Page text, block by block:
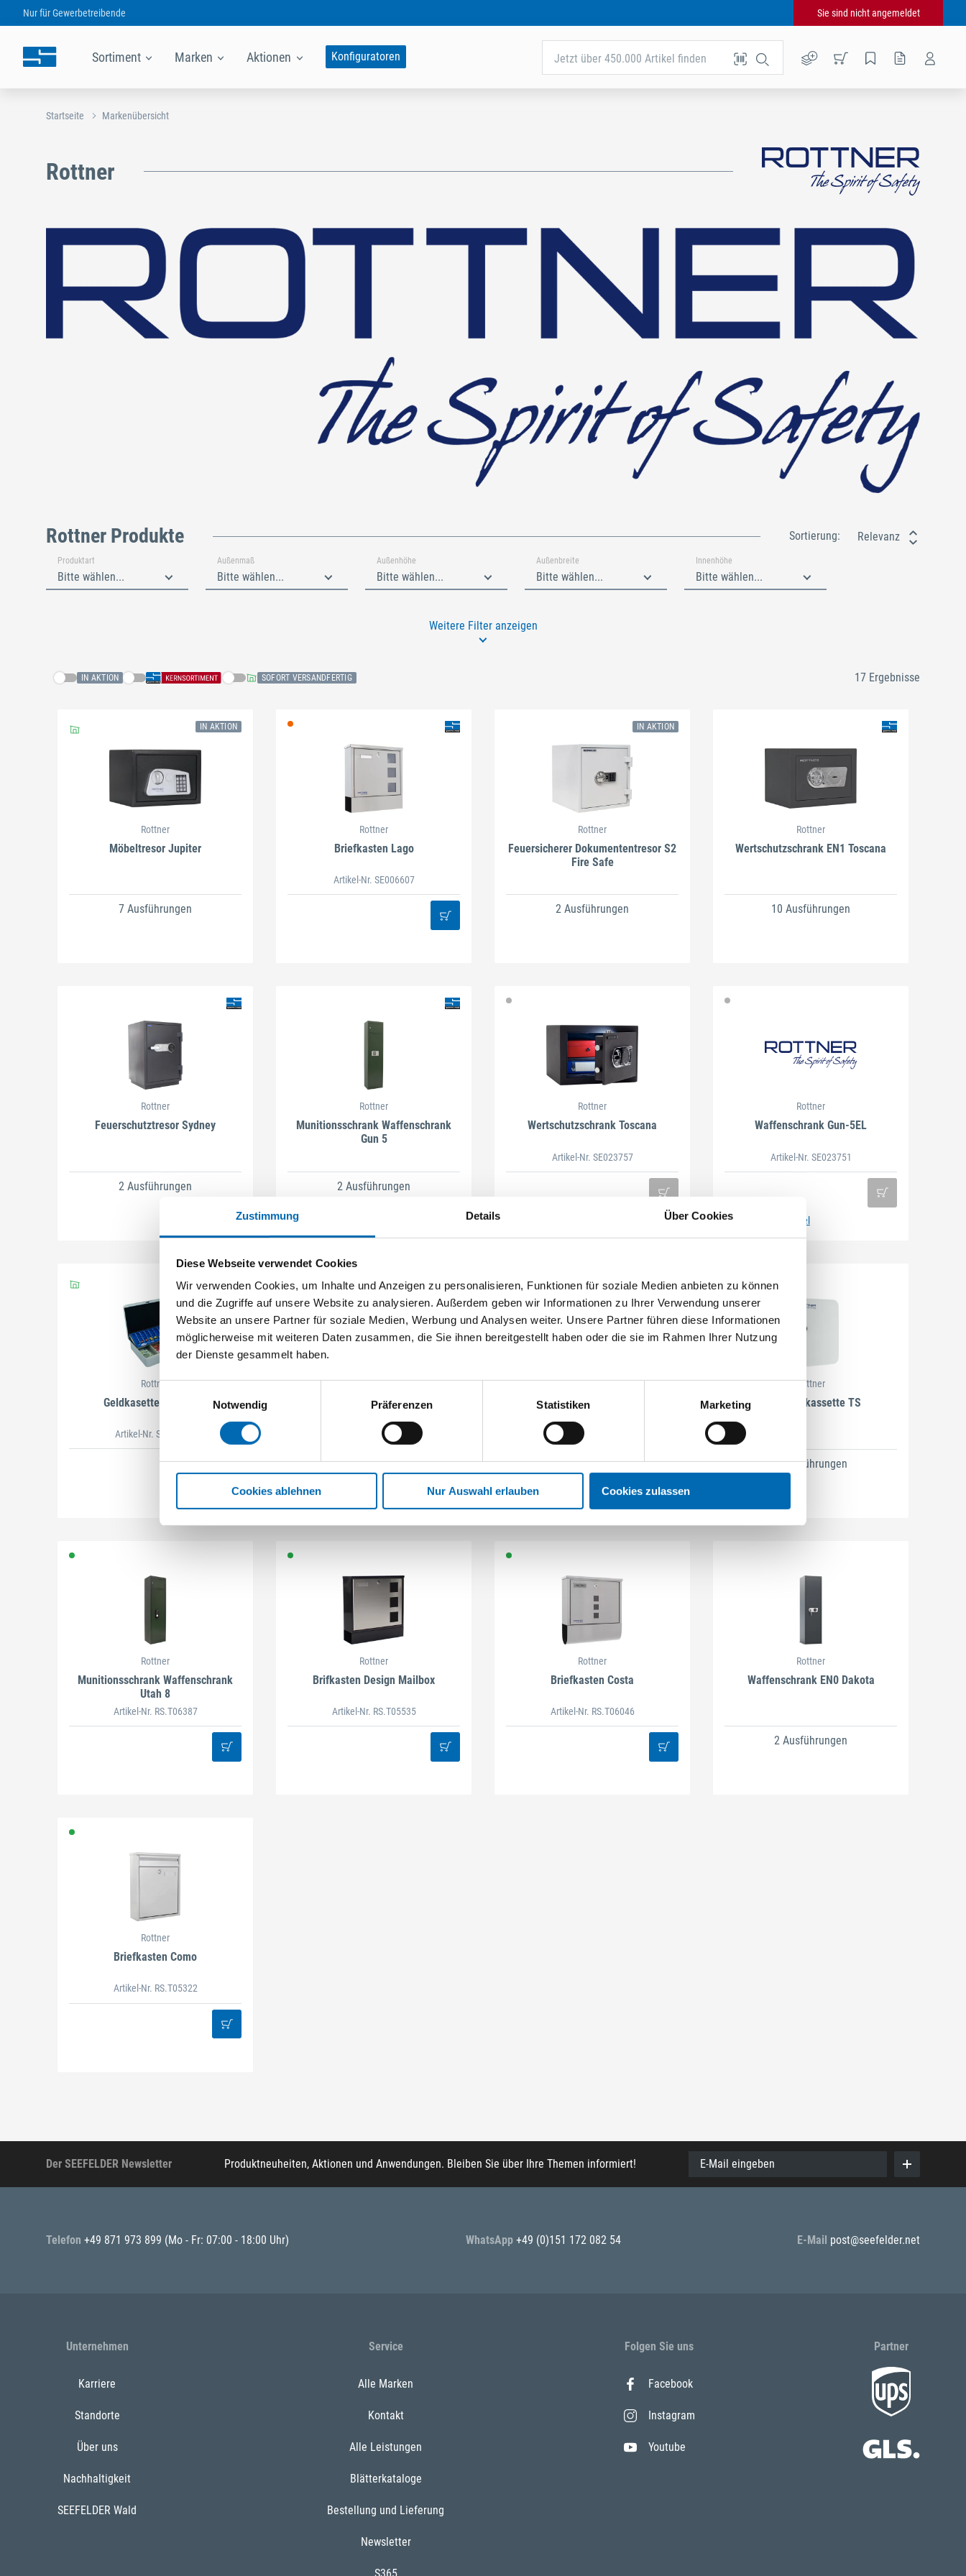
Zustimmung Details Über Cookies
Diese Webseite verwendet Cookies
Wir verwenden Cookies, um Inhalte und Anzeigen zu personalisieren, Funktionen für soziale Medien anbieten zu können
und die Zugriffe auf unsere Website zu analysieren. Außerdem geben wir Informationen zu Ihrer Verwendung unserer
Website an unsere Partner für soziale Medien, Werbung und Analysen weiter. Unsere Partner führen diese Informationen
möglicherweise mit weiteren Daten zusammen, die Sie ihnen bereitgestellt haben oder die sie im Rahmen Ihrer Nutzung
der Dienste gesammelt haben.
Notwendig
Präferenzen Statistiken Marketing
Cookies ablehnen Nur Auswahl erlauben Cookies zulassen
Nur fürGewerbetreibende Sie sind nicht angemeldet
Sortiment Marken Aktionen Konfiguratoren Jetzt über 450.000 Artikel finden
Startseite Markenübersicht
Rottner
Rottner Produkte Sortierung: Relevanz
Produktart
Bitte wählen...
Außenmaß
Bitte wählen...
Außenhöhe
Bitte wählen...
Außenbreite
Bitte wählen...
Schließen
Innenhöhe
Bitte wählen...
Schließen
Weitere Filter anzeigen
IN AKTION SOFORT VERSANDFERTIG 17 Ergebnisse
IN AKTION
Rottner
Möbeltresor Jupiter
7 Ausführungen
Rottner
Briefkasten Lago
Artikel-Nr. SE006607
IN AKTION
Rottner
Feuersicherer Dokumententresor S2
Fire Safe
2 Ausführungen
Rottner
Wertschutzschrank EN1 Toscana
10 Ausführungen
Rottner
Feuerschutztresor Sydney
2 Ausführungen
Rottner
Munitionsschrank Waffenschrank
Gun 5
2 Ausführungen
Rottner
Wertschutzschrank Toscana
Artikel-Nr. SE023757
Rottner
Waffenschrank Gun-5EL
Artikel-Nr. SE023751
Zum Nachfolgeartikel
Rottner
Geldkasette Homestar
Artikel-Nr. SE013188
Rottner
Briefkästen Villa Spezial-Set
Artikel-Nr. SE023737
Rottner
Schlüsseltresor Keytronic
2 Ausführungen
Rottner
Schlüsselkassette TS
2 Ausführungen
Rottner
Munitionsschrank Waffenschrank
Utah 8
Artikel-Nr. RS.T06387
Rottner
Brifkasten Design Mailbox
Artikel-Nr. RS.T05535
Rottner
Briefkasten Costa
Artikel-Nr. RS.T06046
Rottner
Waffenschrank EN0 Dakota
2 Ausführungen
Rottner
Briefkasten Como
Artikel-Nr. RS.T05322
Der SEEFELDER Newsletter Produktneuheiten, Aktionen und Anwendungen. Bleiben Sie über Ihre Themen informiert! E-Mail eingeben
Telefon +49 871 973 899 (Mo - Fr: 07:00 - 18:00 Uhr) WhatsApp +49 (0)151 172 082 54 E-Mail post@seefelder.net
Unternehmen
Karriere
Standorte
Über uns
Nachhaltigkeit
SEEFELDER Wald
Service
Alle Marken
Kontakt
Alle Leistungen
Blätterkataloge
Bestellung und Lieferung
Newsletter
S365
Folgen Sie uns
Facebook
Instagram
Youtube
Partner